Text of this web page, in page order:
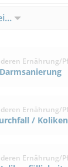
Ernährung/
Darmsanierung
Ernährung/
/ Koliken
Ernährung/